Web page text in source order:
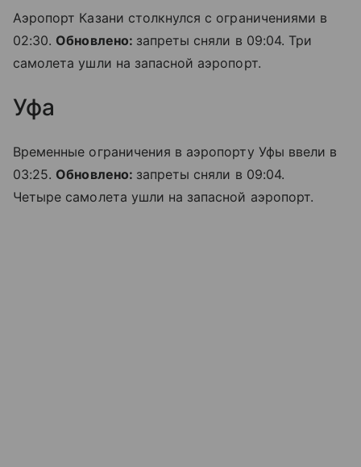
Аэропорт Казани столкнулся с ограничениями в
02:30. Обновлено: запреты сняли в 09:04. Три
самолета ушли на запасной аэропорт.
Уфа
Временные ограничения в аэропорту Уфы ввели в
03:25. Обновлено: запреты сняли в 09:04.
Четыре самолета ушли на запасной аэропорт.